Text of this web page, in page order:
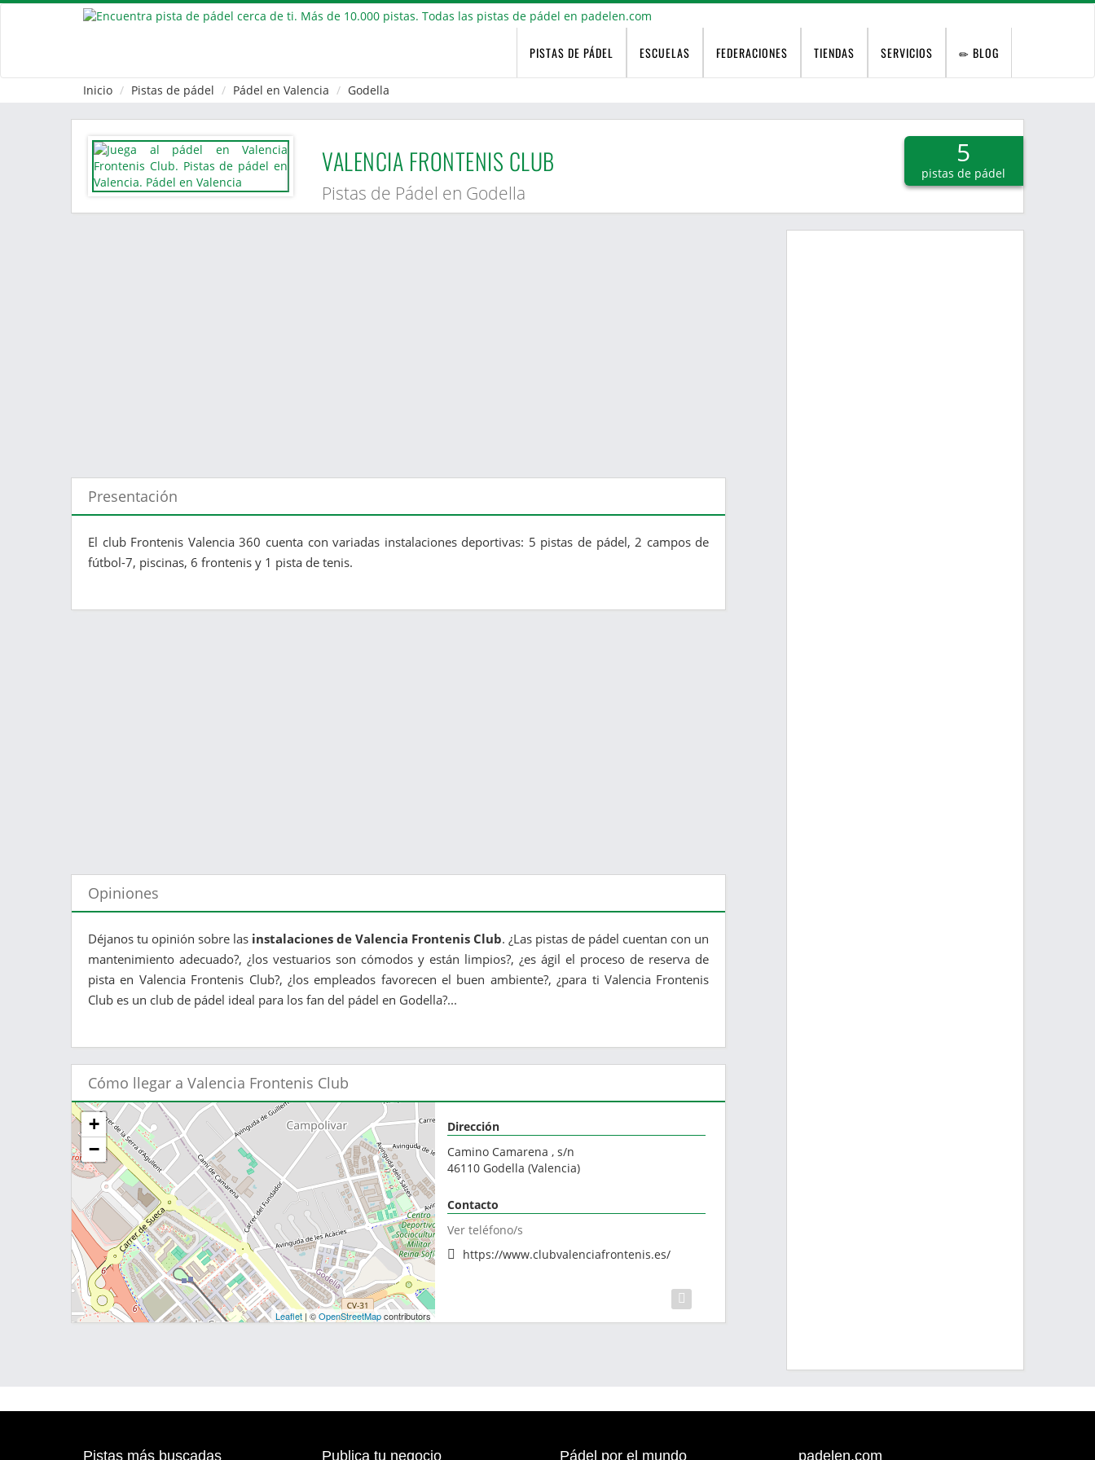
PISTAS DE PÁDEL ESCUELAS FEDERACIONES TIENDAS SERVICIOS BLOG
Inicio Pistas de pádel Pádel en Valencia Godella
VALENCIA FRONTENIS CLUB
Pistas de Pádel en Godella
5
pistas de pádel
Presentación
El club Frontenis Valencia 360 cuenta con variadas instalaciones deportivas: 5 pistas de pádel, 2 campos de
fútbol-7, piscinas, 6 frontenis y 1 pista de tenis.
Opiniones
Déjanos tu opinión sobre las instalaciones de Valencia Frontenis Club. ¿Las pistas de pádel cuentan con un
mantenimiento adecuado?, ¿los vestuarios son cómodos y están limpios?, ¿es ágil el proceso de reserva de
pista en Valencia Frontenis Club?, ¿los empleados favorecen el buen ambiente?, ¿para ti Valencia Frontenis
Club es un club de pádel ideal para los fan del pádel en Godella?...
Cómo llegar a Valencia Frontenis Club
+
−
Leaflet | ©OpenStreetMapcontributors
Dirección
Camino Camarena , s/n
46110 Godella (Valencia)
Contacto
Ver teléfono/s
https://www.clubvalenciafrontenis.es/
Pistas más buscadas Publica tu negocio Pádel por el mundo padelen.com